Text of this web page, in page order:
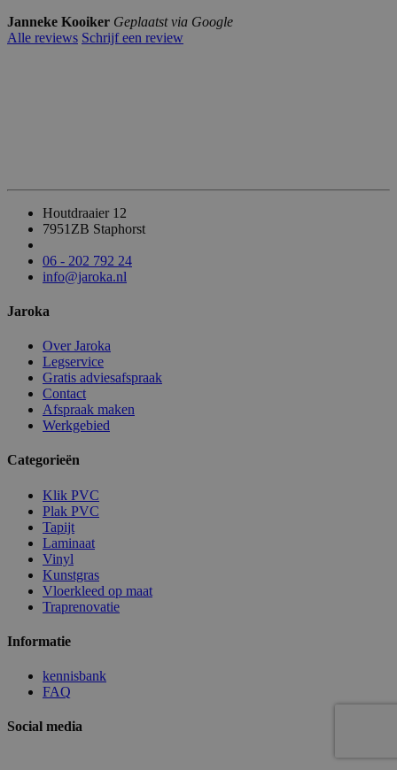
Janneke Kooiker Geplaatst via Google
Alle reviews Schrijf een review
Houtdraaier 12
7951ZB Staphorst
06 - 202 792 24
info@jaroka.nl
Jaroka
Over Jaroka
Legservice
Gratis adviesafspraak
Contact
Afspraak maken
Werkgebied
Categorieën
Klik PVC
Plak PVC
Tapijt
Laminaat
Vinyl
Kunstgras
Vloerkleed op maat
Traprenovatie
Informatie
kennisbank
FAQ
Social media